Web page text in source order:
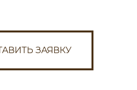
ЗАЯВКУ
в Max
в VK